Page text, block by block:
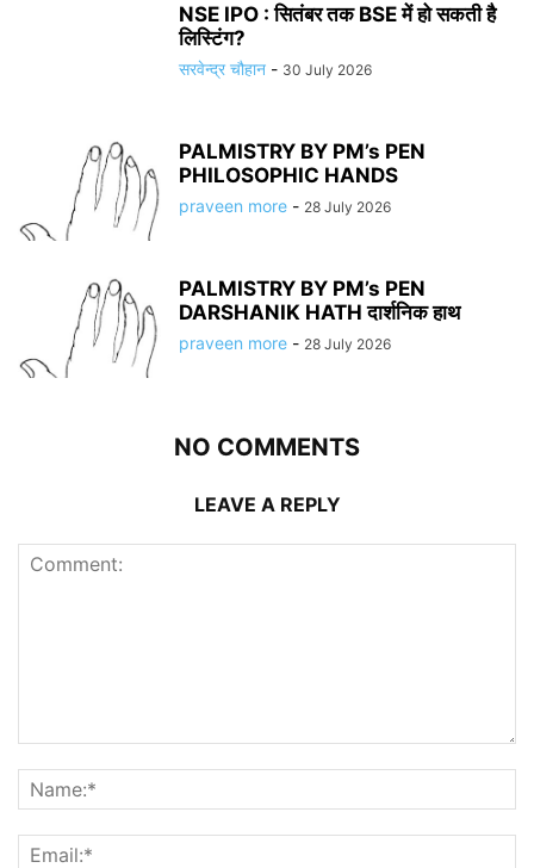
NSE IPO : सितंबर तक BSE में हो सकती है
लिस्टिंग?
सरवेन्द्र चौहान - 30 July 2026
PALMISTRY BY PM’s PEN
PHILOSOPHIC HANDS
praveen more - 28 July 2026
PALMISTRY BY PM’s PEN
DARSHANIK HATH दार्शनिक हाथ
praveen more - 28 July 2026
NO COMMENTS
LEAVE A REPLY